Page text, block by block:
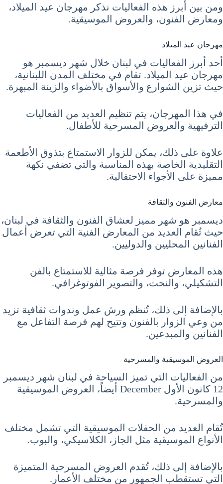
ومن بين أبرز هذه الفعاليات نذكر مهرجان عيد الميلاد،
ومعارض الفنون، والعروض الموسيقية.
مهرجان عيد الميلاد
أحد أبرز الفعاليات في لبنان خلال شهر ديسمبر هو
مهرجان عيد الميلاد. تقام في مختلف المدن اللبنانية،
حيث تزين الشوارع والأسواق بالأضواء والزينة المبهرة.
في هذا المهرجان، يتم تنظيم العديد من الفعاليات
الترفيهية والعروض المسرحية للأطفال.
علاوة على ذلك، يمكن للزوار الاستمتاع بتذوق الأطعمة
التقليدية الخاصة بهذه المناسبة والتي تضفي نكهة
مميزة على الأجواء الاحتفالية.
معارض الفنون والثقافة
ديسمبر هو شهر مميز لعشاق الفنون والثقافة في لبنان،
حيث تُقام العديد من المعارض الفنية التي تعرض أعمال
الفنانين المحليين والدوليين.
هذه المعارض توفر فرصة مثالية للاستمتاع بالفن
التشكيلي، والنحت، والتصوير الفوتوغرافي.
بالإضافة إلى ذلك، تُنظم ورش عمل وندوات ثقافية تزيد
من وعي الزوار بالفنون وتتيح لهم فرصة التفاعل مع
الفنانين والمبدعين.
العروض الموسيقية والمسرحية
من الفعاليات التي تميز السياحة في لبنان شهر ديسمبر
12 كانون الأول December أيضاً، العروض الموسيقية
والمسرحية.
تُقام العديد من الحفلات الموسيقية التي تشمل مختلف
الأنواع الموسيقية مثل الجاز، الكلاسيكي، والبوب.
بالإضافة إلى ذلك، تُقدم العروض المسرحية المتميزة
التي تستقطب الجمهور من مختلف الأعمار.